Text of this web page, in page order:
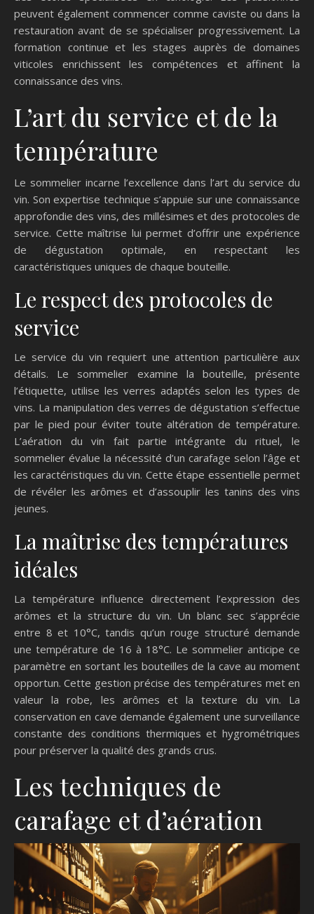
peuvent également commencer comme caviste ou dans la
restauration avant de se spécialiser progressivement. La
formation continue et les stages auprès de domaines
viticoles enrichissent les compétences et affinent la
connaissance des vins.
L’art du service et de la
température
Le sommelier incarne l’excellence dans l’art du service du
vin. Son expertise technique s’appuie sur une connaissance
approfondie des vins, des millésimes et des protocoles de
service. Cette maîtrise lui permet d’offrir une expérience
de dégustation optimale, en respectant les
caractéristiques uniques de chaque bouteille.
Le respect des protocoles de
service
Le service du vin requiert une attention particulière aux
détails. Le sommelier examine la bouteille, présente
l’étiquette, utilise les verres adaptés selon les types de
vins. La manipulation des verres de dégustation s’effectue
par le pied pour éviter toute altération de température.
L’aération du vin fait partie intégrante du rituel, le
sommelier évalue la nécessité d’un carafage selon l’âge et
les caractéristiques du vin. Cette étape essentielle permet
de révéler les arômes et d’assouplir les tanins des vins
jeunes.
La maîtrise des températures
idéales
La température influence directement l’expression des
arômes et la structure du vin. Un blanc sec s’apprécie
entre 8 et 10°C, tandis qu’un rouge structuré demande
une température de 16 à 18°C. Le sommelier anticipe ce
paramètre en sortant les bouteilles de la cave au moment
opportun. Cette gestion précise des températures met en
valeur la robe, les arômes et la texture du vin. La
conservation en cave demande également une surveillance
constante des conditions thermiques et hygrométriques
pour préserver la qualité des grands crus.
Les techniques de
carafage et d’aération